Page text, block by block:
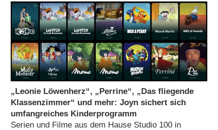
„Leonie Löwenherz“, „Perrine“, „Das fliegende
Klassenzimmer“ und mehr: Joyn sichert sich
umfangreiches Kinderprogramm
Serien und Filme aus dem Hause Studio 100 in